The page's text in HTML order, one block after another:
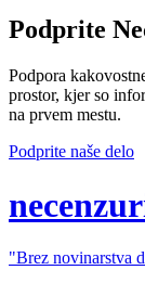
Podprite
Podpora
prostor, kjer so
na prvem mestu.
Podprite naše delo
ne
"Brez novinarstva